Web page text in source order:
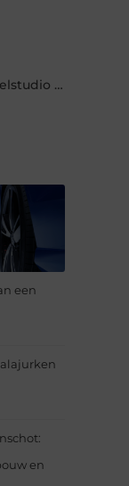
Redenen om Regelmatig een Nagelstudio te Bezoeken
een
en